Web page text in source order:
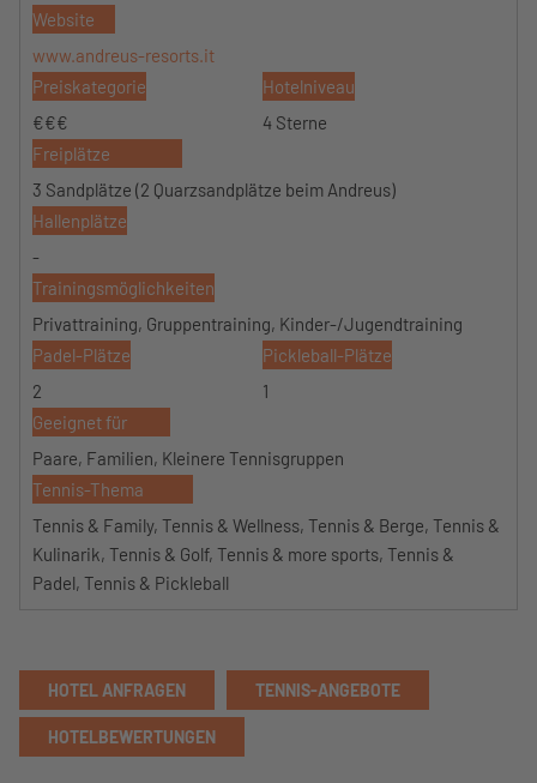
Website
www.andreus-resorts.it
Preiskategorie
€€€
Hotelniveau
4 Sterne
Freiplätze
3 Sandplätze (2 Quarzsandplätze beim Andreus)
Hallenplätze
-
Trainingsmöglichkeiten
Privattraining, Gruppentraining, Kinder-/Jugendtraining
Padel-Plätze
2
Pickleball-Plätze
1
Geeignet für
Paare, Familien, Kleinere Tennisgruppen
Tennis-Thema
Tennis & Family, Tennis & Wellness, Tennis & Berge, Tennis &
Kulinarik, Tennis & Golf, Tennis & more sports, Tennis &
Padel, Tennis & Pickleball
HOTEL ANFRAGEN TENNIS-ANGEBOTE
HOTELBEWERTUNGEN